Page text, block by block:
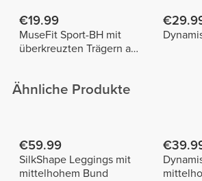
€19.99
MuseFit Sport-BH mit
überkreuzten Trägern am
Ähnliche Produkte
€59.99
SilkShape Leggings mit
mittelhohem Bund